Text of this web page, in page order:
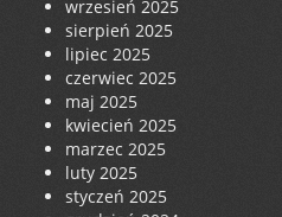
wrzesień 2025
sierpień 2025
lipiec 2025
czerwiec 2025
maj 2025
kwiecień 2025
marzec 2025
luty 2025
styczeń 2025